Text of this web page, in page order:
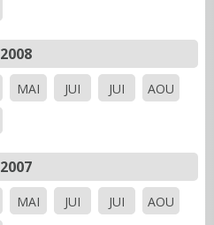
2008
MAI JUI JUI
AOU
2007
MAI JUI JUI
AOU